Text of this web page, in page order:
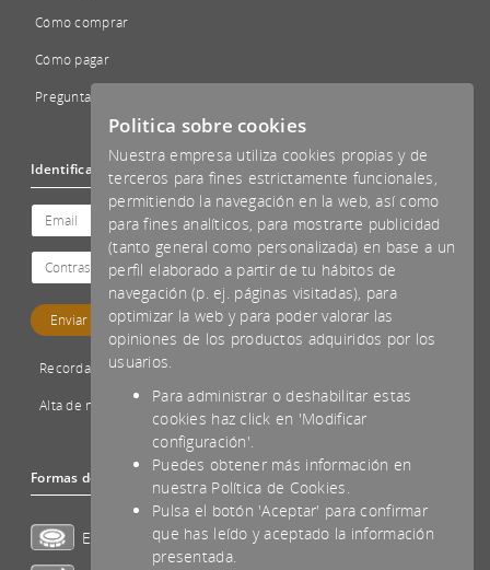
Cómo comprar
Cómo pagar
Preguntas Frecuentes - FAQs
Identificación
Recordar password
Alta de nuevo cliente
Formas de pago aceptadas
Efectivo
Politica sobre cookies
Nuestra empresa utiliza cookies propias y de
terceros para fines estrictamente funcionales,
permitiendo la navegación en la web, así como
para fines analíticos, para mostrarte publicidad
(tanto general como personalizada) en base a un
perfil elaborado a partir de tu hábitos de
navegación (p. ej. páginas visitadas), para
optimizar la web y para poder valorar las
opiniones de los productos adquiridos por los
usuarios.
Para administrar o deshabilitar estas
cookies haz click en 'Modificar
configuración'.
Puedes obtener más información en
nuestra Política de Cookies.
Pulsa el botón 'Aceptar' para confirmar
que has leído y aceptado la información
presentada.